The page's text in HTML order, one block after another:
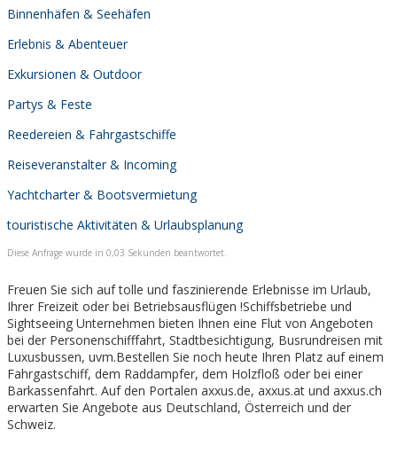
Binnenhäfen & Seehäfen
Erlebnis & Abenteuer
Exkursionen & Outdoor
Partys & Feste
Reedereien & Fahrgastschiffe
Reiseveranstalter & Incoming
Yachtcharter & Bootsvermietung
touristische Aktivitäten & Urlaubsplanung
Diese Anfrage wurde in 0,03 Sekunden beantwortet.
Freuen Sie sich auf tolle und faszinierende Erlebnisse im Urlaub,
Ihrer Freizeit oder bei Betriebsausflügen !Schiffsbetriebe und
Sightseeing Unternehmen bieten Ihnen eine Flut von Angeboten
bei der Personenschifffahrt, Stadtbesichtigung, Busrundreisen mit
Luxusbussen, uvm.Bestellen Sie noch heute Ihren Platz auf einem
Fahrgastschiff, dem Raddampfer, dem Holzfloß oder bei einer
Barkassenfahrt. Auf den Portalen axxus.de, axxus.at und axxus.ch
erwarten Sie Angebote aus Deutschland, Österreich und der
Schweiz.